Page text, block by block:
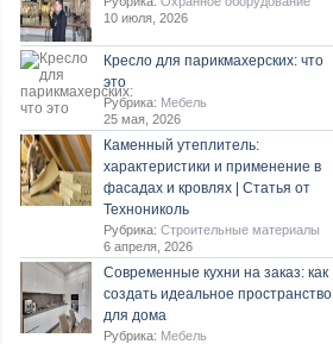
10 июля, 2026
Кресло для парикмахерских: что
это
Рубрика: Мебель
25 мая, 2026
Каменный утеплитель:
характеристики и применение в
фасадах и кровлях | Статья от
Технониколь
Рубрика: Строительные материалы
6 апреля, 2026
Современные кухни на заказ: как
создать идеальное пространство
для дома
Рубрика: Мебель